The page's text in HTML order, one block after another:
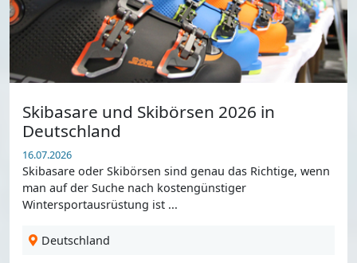
Skibasare und Skibörsen 2026 in
Deutschland
16.07.2026
Skibasare oder Skibörsen sind genau das Richtige, wenn
man auf der Suche nach kostengünstiger
Wintersportausrüstung ist ...
Deutschland